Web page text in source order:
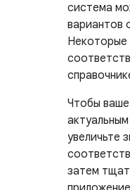
система
вариантов
Некоторые
Чтобы
увеличьте
затем